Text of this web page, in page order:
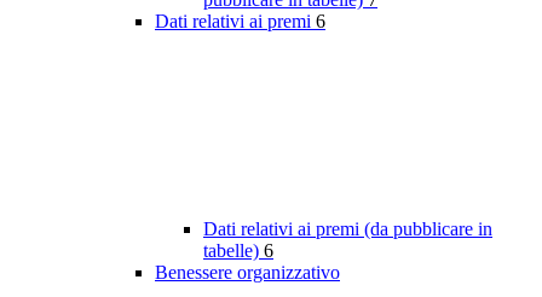
Dati relativi ai premi 6
Dati relativi ai premi (da pubblicare in
tabelle) 6
Benessere organizzativo